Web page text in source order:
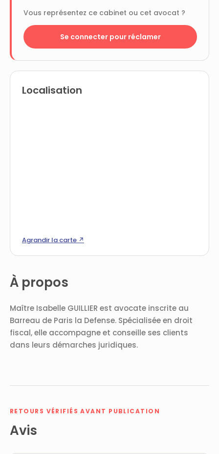
À propos
Maître Isabelle GUILLIER est avocate inscrite au
Barreau de Paris la Defense. Spécialisée en droit
fiscal, elle accompagne et conseille ses clients
dans leurs démarches juridiques.
RETOURS VÉRIFIÉS AVANT PUBLICATION
Avis
Vous représentez ce cabinet ou cet avocat ?
Se connecter pour réclamer
Localisation
Agrandir la carte ↗